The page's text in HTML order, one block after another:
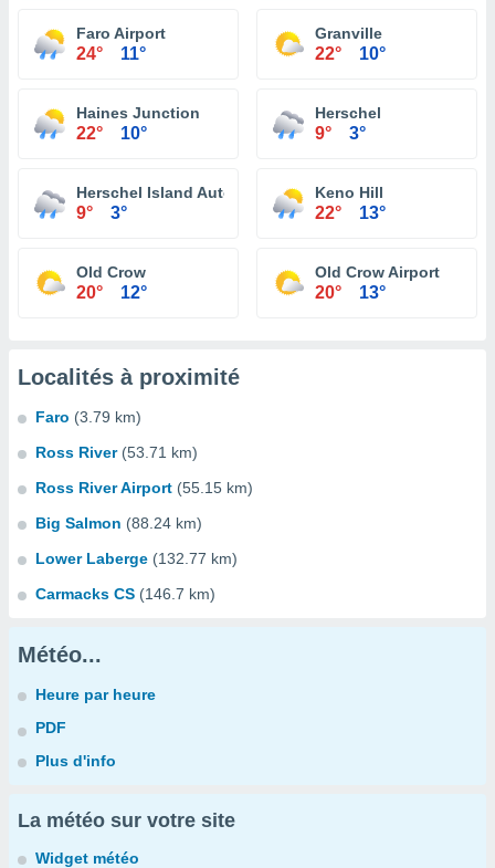
Faro Airport
24° 11°
Granville
22° 10°
Haines Junction
22° 10°
Herschel
9° 3°
Herschel Island Automatic Weather Reporting System
9° 3°
Keno Hill
22° 13°
Old Crow
20° 12°
Old Crow Airport
20° 13°
Localités à proximité
Faro (3.79 km)
Ross River (53.71 km)
Ross River Airport (55.15 km)
Big Salmon (88.24 km)
Lower Laberge (132.77 km)
Carmacks CS (146.7 km)
Météo...
Heure par heure
PDF
Plus d'info
La météo sur votre site
Widget météo